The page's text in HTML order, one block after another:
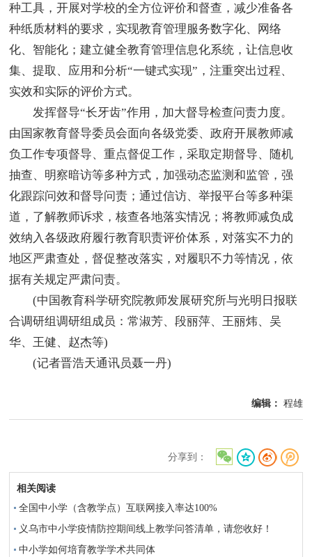
种工具，开展对学校的全方位评价和督查，减少准备各
种纸质材料的要求，实现教育管理服务数字化、网络
化、智能化；建立健全教育管理信息化系统，让信息收
集、提取、应用和分析“一键式实现”，注重突出过程、
实效和实际的评价方式。
发挥督导“长牙齿”作用，加大督导检查问责力度。
由国家教育督导委员会面向各级党委、政府开展教师减
负工作专项督导、重点督促工作，采取定期督导、随机
抽查、明察暗访等多种方式，加强动态监测和监管，强
化跟踪问效和督导问责；通过信访、举报平台等多种渠
道，了解教师诉求，核查各地落实情况；将教师减负成
效纳入各级政府履行教育职责评价体系，对落实不力的
地区严肃查处，督促整改落实，对履职不力等情况，依
据有关规定严肃问责。
(中国教育科学研究院教师发展研究所与光明日报联
合调研组调研组成员：常淑芳、段丽萍、王丽炜、吴
华、王健、赵杰等)
(记者晋浩天通讯员聂一丹)
编辑： 程雄
分享到：
相关阅读
全国中小学（含教学点）互联网接入率达100%
义乌市中小学疫情防控期间线上教学问答清单，请您收好！
中小学如何培育教学学术共同体